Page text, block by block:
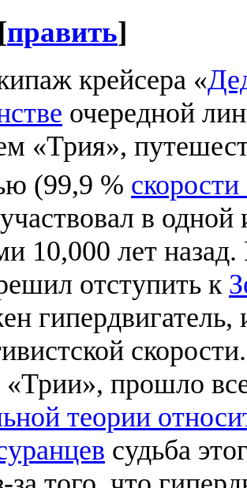
[править]
крейсера «
очередной
«Трия»,
(99,9 % скорости
в
10,000 лет
отступить к
прошло
теории
судьба